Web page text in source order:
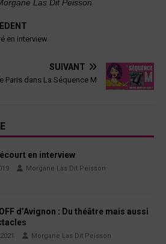
Las Dit Peisson
en interview
SUIVANT
Paris dans La Séquence M
en interview
Morgane Las Dit Peisson
d’Avignon : Du théâtre mais aussi
Morgane Las Dit Peisson